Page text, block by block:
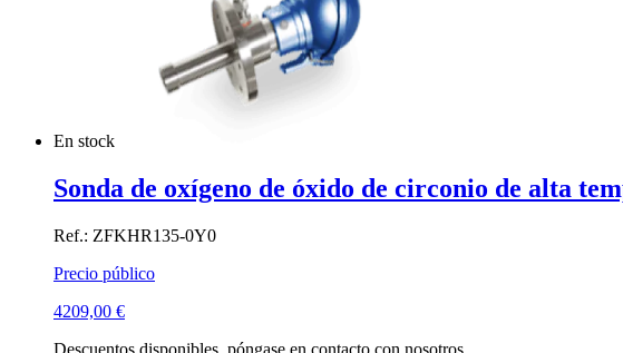
En stock
Sonda de oxígeno de óxido de circonio de alta
Ref.: ZFKHR135-0Y0
Precio público
4209,00 €